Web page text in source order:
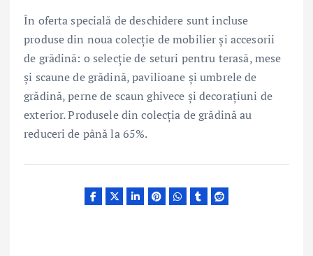
În oferta specială de deschidere sunt incluse
produse din noua colecție de mobilier și accesorii
de grădină: o selecție de seturi pentru terasă, mese
și scaune de grădină, pavilioane și umbrele de
grădină, perne de scaun ghivece și decorațiuni de
exterior. Produsele din colecția de grădină au
reduceri de până la 65%.